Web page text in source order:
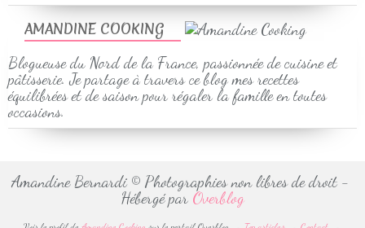
AMANDINE COOKING
Blogueuse du Nord de la France, passionnée de cuisine et
pâtisserie. Je partage à travers ce blog mes recettes
équilibrées et de saison pour régaler la famille en toutes
occasions.
Amandine Bernardi © Photographies non libres de droit -
Hébergé par Overblog